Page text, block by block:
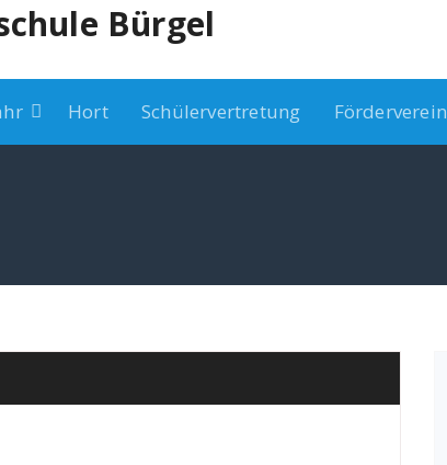
Bürgel
Hort Schülervertretung Förderverein